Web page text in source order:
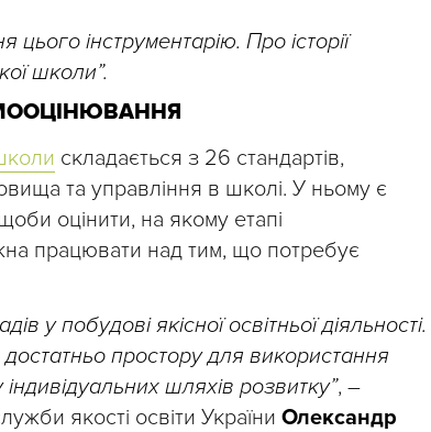
інструментарію. Про історії
школи”.
складається з 26 стандартів,
та управління в школі. У ньому є
оцінити, на якому етапі
працювати над тим, що потребує
у побудові якісної освітньої діяльності.
простору для використання
шляхів розвитку”, –
якості освіти України Олександр